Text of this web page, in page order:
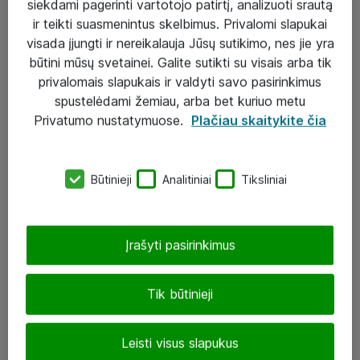
Sprendimai ir paslaugos
Paslaugos
Įgyvendinti projektai
J. Rutkausko g. 6, Vilnius
siekdami pagerinti vartotojo patirtį, analizuoti srautą
ir teikti suasmenintus skelbimus. Privalomi slapukai
visada įjungti ir nereikalauja Jūsų sutikimo, nes jie yra
būtini mūsų svetainei. Galite sutikti su visais arba tik
privalomais slapukais ir valdyti savo pasirinkimus
spustelėdami žemiau, arba bet kuriuo metu
Privatumo nustatymuose. Plačiau skaitykite čia
Būtinieji Analitiniai Tiksliniai
Tik būtinieji
Leisti visus slapukus
Įrašyti pasirinkimus